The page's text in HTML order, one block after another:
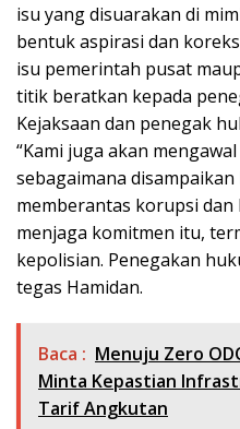
isu yang disuarakan di
bentuk aspirasi dan
isu pemerintah pusat
titik beratkan kepada
Kejaksaan dan penegak
“Kami juga akan
sebagaimana
memberantas korupsi
menjaga komitmen itu,
kepolisian. Penegakan
tegas Hamidan.
Baca : Menuju Zero
Minta Kepastian
Tarif Angkutan